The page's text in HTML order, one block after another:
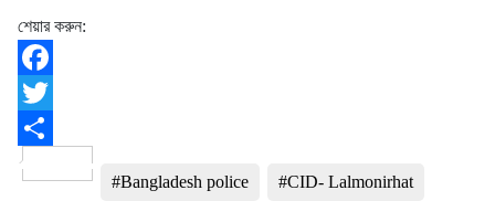
শেয়ার করুন:
Facebook
Twitter
#Bangladesh police
#CID- Lalmonirhat